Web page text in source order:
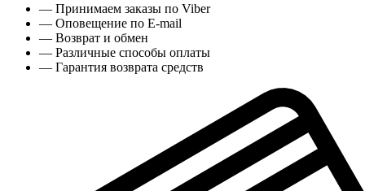
— Принимаем заказы по Viber
— Оповещение по E-mail
— Возврат и обмен
— Различные способы оплаты
— Гарантия возврата средств